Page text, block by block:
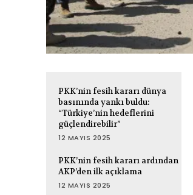
PKK’nin fesih kararı dünya
basınında yankı buldu:
“Türkiye’nin hedeflerini
güçlendirebilir”
12 MAYIS 2025
PKK’nin fesih kararı ardından
AKP’den ilk açıklama
12 MAYIS 2025